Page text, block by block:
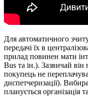
Для автоматичного
передачі їх в
прилад повинен мати
Bus та ін.). Зазвичай він
покупець не
диспетчеризації).
планується організація